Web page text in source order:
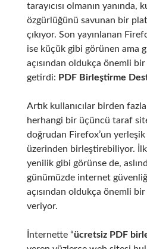
tarayıcısı olmanın yanında,
özgürlüğünü savunan bir
çıkıyor. Son yayınlanan
ise küçük gibi görünen ama
açısından oldukça önemli
getirdi: PDF Birleştirme
Artık kullanıcılar birden fazla
herhangi bir üçüncü taraf
doğrudan Firefox’un
üzerinden birleştirebiliyor.
yenilik gibi görünse de,
günümüzde internet
açısından oldukça önemli
veriyor.
İnternette “ücretsiz PDF